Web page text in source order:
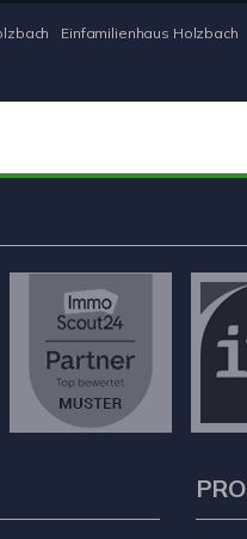
Einfamilienhaus Holzbach